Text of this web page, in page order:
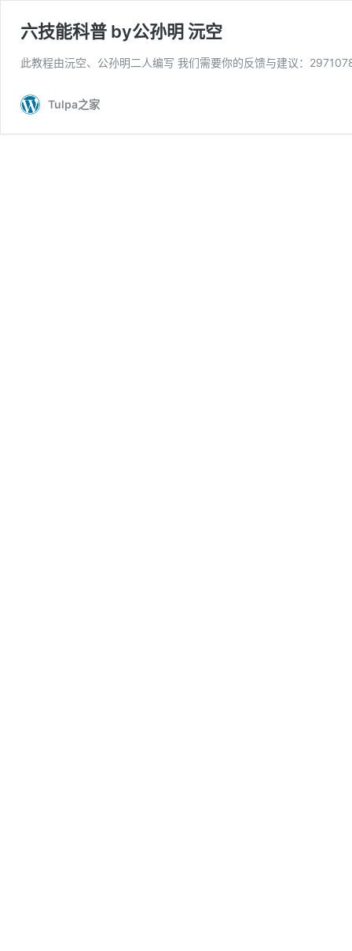
六技能科普 by公孙明 沅空
此教程由沅空、公孙明二人编写 我们需要你的反馈与建议：
Tulpa之家